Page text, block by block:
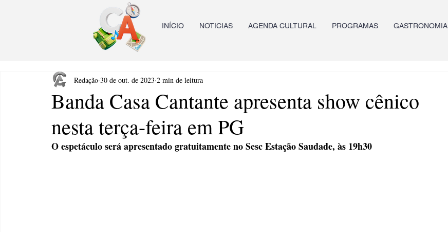
INÍCIO NOTICIAS AGENDA CULTURAL PROGRAMAS GASTRONOMIA
Banda Casa Cantante apresenta show cênico
nesta terça-feira em PG
Redação 30 de out. de 2023 2 min de leitura
O espetáculo será apresentado gratuitamente no Sesc Estação Saudade, às 19h30